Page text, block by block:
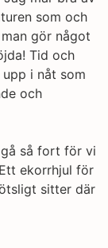
som och
gör något
Tid och
i nåt som
och
så fort för vi
ekorrhjul för
sitter där